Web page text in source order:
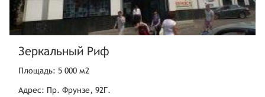
Зеркальный Риф
Площадь: 5 000 м2
Адрес: Пр. Фрунзе, 92Г.